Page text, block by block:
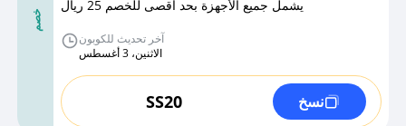
خصم
يشمل جميع الأجهزة بحد أقصى للخصم 25 ريال
آخر تحديث للكوبون
الاثنين، 3 أغسطس
SS20 نسخ